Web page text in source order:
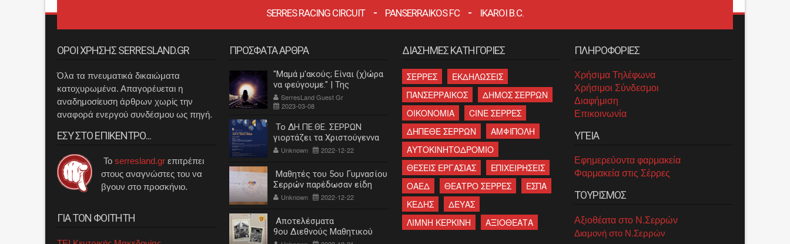
SERRES RACING CIRCUIT PANSERRAIKOS FC IKAROI B.C.
ΟΡΟΙ ΧΡΗΣΗΣ SERRESLAND.GR
Όλα τα πνευματικά δικαιώματα
κατοχυρωμένα. Απαγορέυεται η
αναδημοσίευση άρθρων χωρίς την
αναφορά ενεργού συνδέσμου ως πηγή.
ΕΣΥ ΣΤΟ ΕΠΙΚΕΝΤΡΟ...
Το serresland.gr επιτρέπει
στους αναγνώστες του να
βγουν στο προσκήνιο.
ΓΙΑ ΤΟΝ ΦΟΙΤΗΤΗ
ΠΡΟΣΦΑΤΑ ΑΡΘΡΑ
"Μαμά μ'ακούς; Είναι (χ)ώρα
να φεύγουμε." | Της
Κατερίνας Λεβαντή
SerresLand Guest Gr
2023-03-08
Το ΔΗ.ΠΕ.ΘΕ. ΣΕΡΡΩΝ
γιορτάζει τα Χριστούγεννα
Unknown 2022-12-22
Μαθητές του 5ου Γυμνασίου
Σερρών παρέδωσαν είδη
πρώτης ανάγκης στο
Unknown 2022-12-22
Αποτελέσματα
9ου Διεθνούς Μαθητικού
ΔΙΑΣΗΜΕΣ ΚΑΤΗΓΟΡΙΕΣ
ΣΕΡΡΕΣ
ΕΚΔΗΛΩΣΕΙΣ
ΠΑΝΣΕΡΡΑΙΚΟΣ
ΔΗΜΟΣ ΣΕΡΡΩΝ
ΟΙΚΟΝΟΜΙΑ
CINE ΣΕΡΡΕΣ
ΔΗΠΕΘΕ ΣΕΡΡΩΝ
ΑΜΦΙΠΟΛΗ
ΑΥΤΟΚΙΝΗΤΟΔΡΟΜΙΟ
ΘΕΣΕΙΣ ΕΡΓΑΣΙΑΣ
ΕΠΙΧΕΙΡΗΣΕΙΣ
ΟΑΕΔ
ΘΕΑΤΡΟ ΣΕΡΡΕΣ
ΕΣΠΑ
ΚΕΔΗΣ
ΔΕΥΑΣ
ΛΙΜΝΗ ΚΕΡΚΙΝΗ
ΑΞΙΟΘΕΑΤΑ
ΠΛΗΡΟΦΟΡΙΕΣ
Χρήσιμα Τηλέφωνα
Χρήσιμοι Σύνδεσμοι
Διαφήμιση
Επικοινωνία
ΥΓΕΙΑ
Εφημερεύοντα φαρμακεία
Φαρμακεία στις Σέρρες
ΤΟΥΡΙΣΜΟΣ
Αξιοθέατα στο Ν.Σερρών
Διαμονή στο Ν.Σερρών